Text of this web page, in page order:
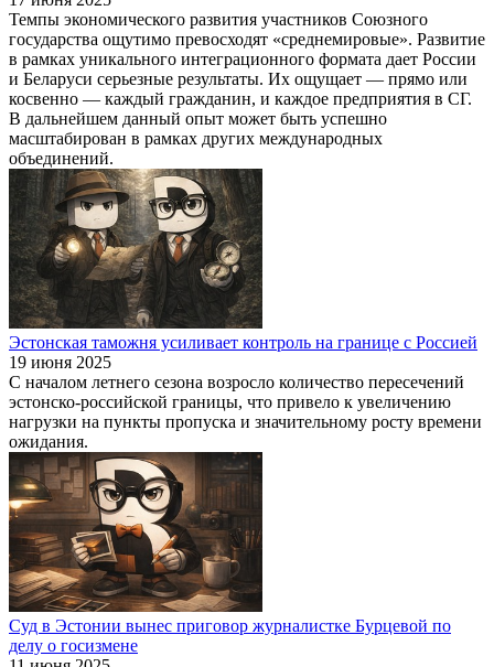
Темпы экономического развития участников Союзного
государства ощутимо превосходят «среднемировые». Развитие
в рамках уникального интеграционного формата дает России
и Беларуси серьезные результаты. Их ощущает — прямо или
косвенно — каждый гражданин, и каждое предприятия в СГ.
В дальнейшем данный опыт может быть успешно
масштабирован в рамках других международных
объединений.
Эстонская таможня усиливает контроль на границе с Россией
19 июня 2025
С началом летнего сезона возросло количество пересечений
эстонско-российской границы, что привело к увеличению
нагрузки на пункты пропуска и значительному росту времени
ожидания.
Суд в Эстонии вынес приговор журналистке Бурцевой по
делу о госизмене